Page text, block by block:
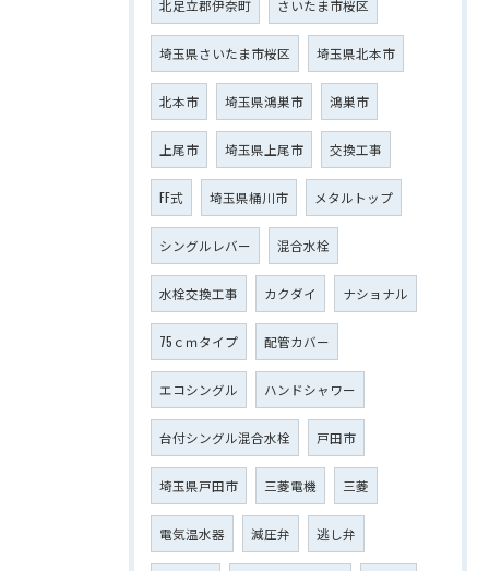
北足立郡伊奈町 さいたま市桜区
埼玉県さいたま市桜区 埼玉県北本市
北本市 埼玉県鴻巣市 鴻巣市
上尾市 埼玉県上尾市 交換工事
FF式 埼玉県桶川市 メタルトップ
シングルレバー 混合水栓
水栓交換工事 カクダイ ナショナル
75ｃｍタイプ 配管カバー
エコシングル ハンドシャワー
台付シングル混合水栓 戸田市
埼玉県戸田市 三菱電機 三菱
電気温水器 減圧弁 逃し弁